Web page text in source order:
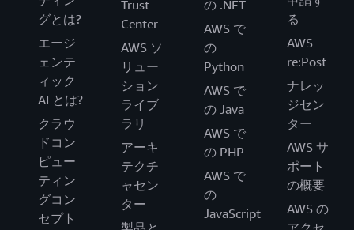
グとは?
エージ
ェンテ
ィック
AI とは?
クラウ
ドコン
ピュー
ティン
グコン
セプト
Trust
Center
AWS ソ
リュー
ション
ライブ
ラリ
アーキ
テクチ
ャセン
ター
の .NET
AWS で
の
Python
AWS で
の Java
AWS で
の PHP
AWS で
の
JavaScript
る
AWS
re:Post
ナレッ
ジセン
ター
AWS サ
ポート
の概要
AWS の